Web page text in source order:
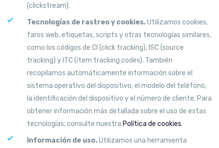
(clickstream).
Tecnologías de rastreo y cookies.Utilizamos cookies,
faros web, etiquetas, scripts y otras tecnologías similares,
como los códigos de CI (click tracking), ISC (source
tracking) y ITC (ítem tracking codes). También
recopilamos automáticamente información sobre el
sistema operativo del dispositivo, el modelo del teléfono,
la identificación del dispositivo y el número de cliente. Para
obtener información más detallada sobre el uso de estas
tecnologías, consulte nuestra Política de cookies.
Información de uso.Utilizamos una herramienta